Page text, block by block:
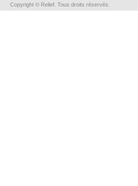
Copyright © Relief. Tous droits réservés.